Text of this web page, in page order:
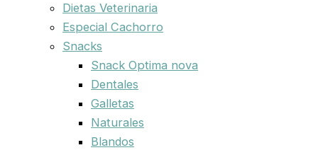
Dietas Veterinaria
Especial Cachorro
Snacks
Snack Optima nova
Dentales
Galletas
Naturales
Blandos